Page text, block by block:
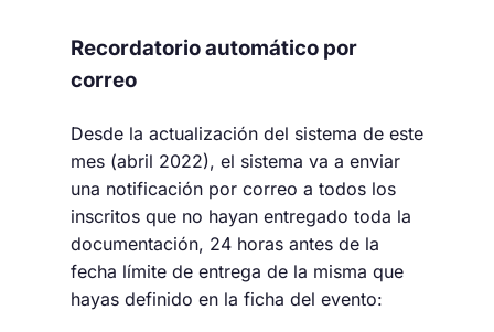
Recordatorio automático por
correo
Desde la actualización del sistema de este
mes (abril 2022), el sistema va a enviar
una notificación por correo a todos los
inscritos que no hayan entregado toda la
documentación, 24 horas antes de la
fecha límite de entrega de la misma que
hayas definido en la ficha del evento: